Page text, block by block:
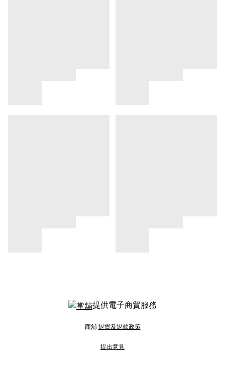
提供電子商貿服務
商舖退貨及退款政策
提出意見